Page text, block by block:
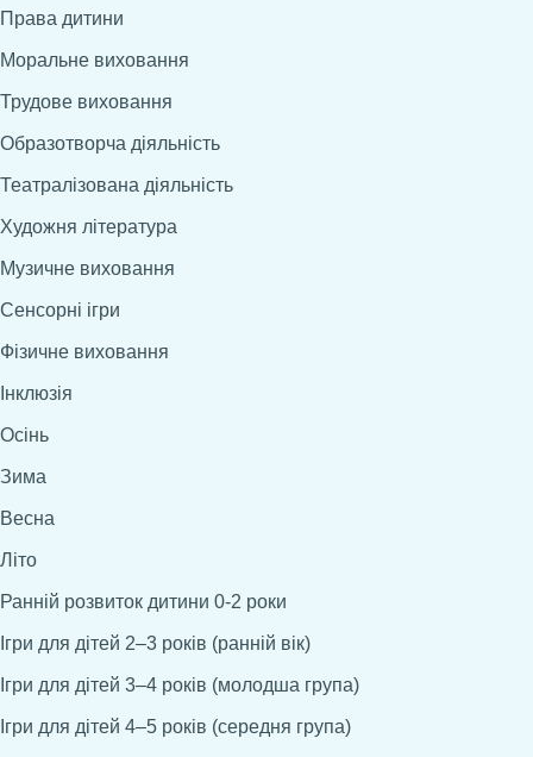
Права дитини
Моральне виховання
Трудове виховання
Образотворча діяльність
Театралізована діяльність
Художня література
Музичне виховання
Сенсорні ігри
Фізичне виховання
Інклюзія
Осінь
Зима
Весна
Літо
Ранній розвиток дитини 0-2 роки
Ігри для дітей 2–3 років (ранній вік)
Ігри для дітей 3–4 років (молодша група)
Ігри для дітей 4–5 років (середня група)